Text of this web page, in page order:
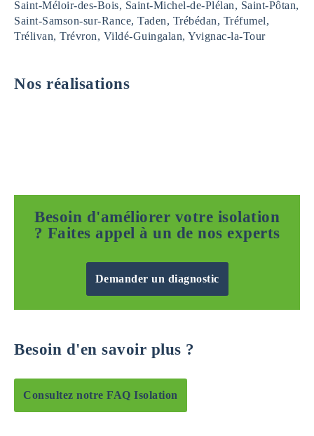
Saint-Méloir-des-Bois, Saint-Michel-de-Plélan, Saint-Pôtan,
Saint-Samson-sur-Rance, Taden, Trébédan, Tréfumel,
Trélivan, Trévron, Vildé-Guingalan, Yvignac-la-Tour
Nos réalisations
Besoin d'améliorer votre isolation
? Faites appel à un de nos experts
Demander un diagnostic
Besoin d'en savoir plus ?
Consultez notre FAQ Isolation